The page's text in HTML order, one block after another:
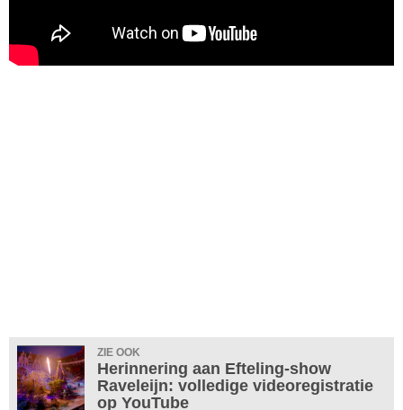
ZIE OOK
Herinnering aan Efteling-show
Raveleijn: volledige videoregistratie
op YouTube